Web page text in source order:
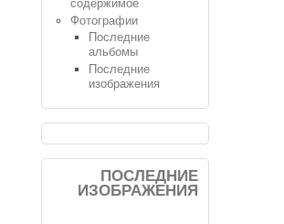
содержимое
Фотографии
Последние
альбомы
Последние
изображения
ПОСЛЕДНИЕ
ИЗОБРАЖЕНИЯ